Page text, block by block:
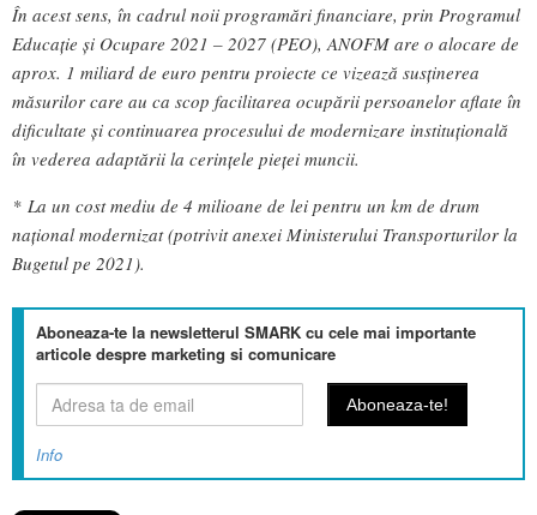
În acest sens, în cadrul noii programări financiare, prin Programul
Educație și Ocupare 2021 – 2027 (PEO), ANOFM are o alocare de
aprox. 1 miliard de euro pentru proiecte ce vizează susținerea
măsurilor care au ca scop facilitarea ocupării persoanelor aflate în
dificultate și continuarea procesului de modernizare instituțională
în vederea adaptării la cerințele pieței muncii.
* La un cost mediu de 4 milioane de lei pentru un km de drum
național modernizat (potrivit anexei Ministerului Transporturilor la
Bugetul pe 2021).
Aboneaza-te la newsletterul SMARK cu cele mai importante
articole despre marketing si comunicare
Info